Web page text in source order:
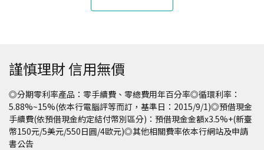
謹慎理財 信用無價
◎分期零利率產品：零手續費、零總費用年百分率◎循環利率：
5.88%~15%(依本行電腦評等而訂，基準日：2015/9/1)◎預借現金
手續費(依預借現金約定結付幣別區分)：預借現金金額x3.5%+(新臺
幣150元/5美元/550日圓/4歐元)◎其他相關費率依本行網站及申請
書公告